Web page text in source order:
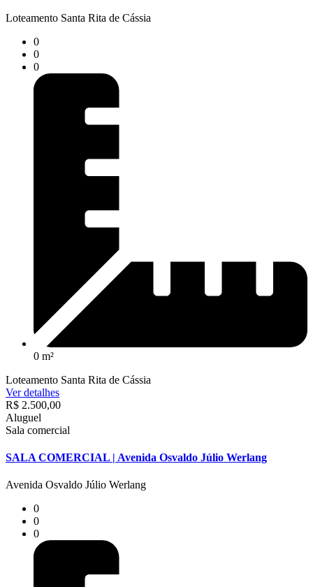
Loteamento Santa Rita de Cássia
0
0
0
0 m²
Loteamento Santa Rita de Cássia
Ver detalhes
R$ 2.500,00
Aluguel
Sala comercial
SALA COMERCIAL | Avenida Osvaldo Júlio Werlang
Avenida Osvaldo Júlio Werlang
0
0
0